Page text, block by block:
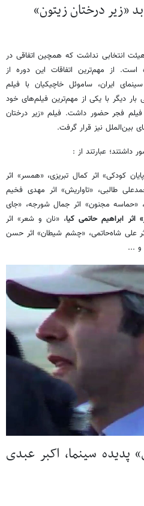
«زیر درختان زیتون»
انتخابی نداشت که همچین اتفاقی در
است. از مهم‌ترین اتفاقات این دوره از
ایران، ساموئل خاچیکیان با فیلم
دیگر با یکی از مهم‌ترین فیلم‌های خود
فجر حضور داشت. فیلم «زیر درختان
بین‌الملل نیز قرار گرفت.
داشتند؛ عبارتند از :
کودکی» اثر کمال تبریزی، «همسر» اثر
طالبی، «تاواریش» اثر مهدی فخیم
«حماسه مجنون» اثر جمال شورجه، «جای
اثر ابراهیم حاتمی کیا، «نان و شعر» اثر
علی شاه‌حاتمی، «چشم شیطان» اثر حسن
و ...
پدیده سینما، اکبر عبدی